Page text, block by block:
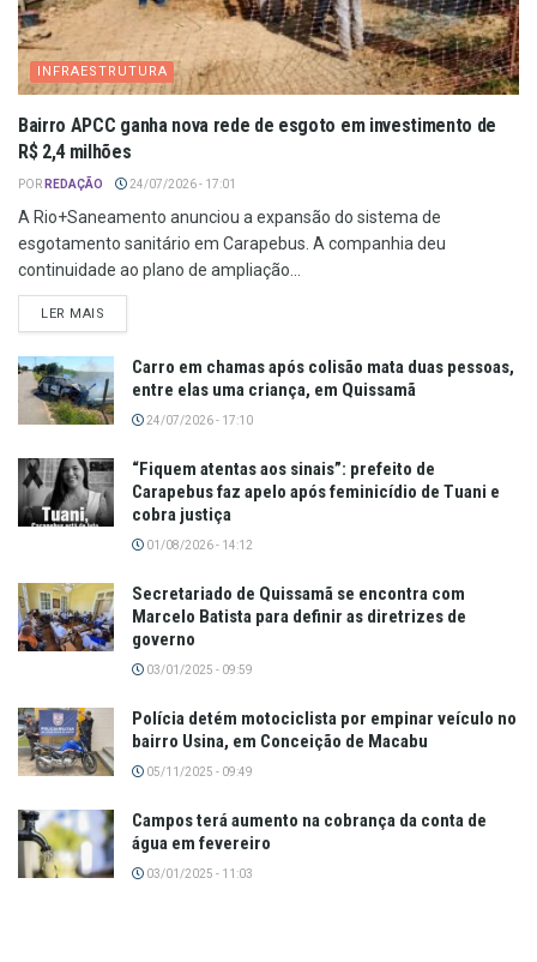
INFRAESTRUTURA
Bairro APCC ganha nova rede de esgoto em investimento de
R$ 2,4 milhões
POR REDAÇÃO 24/07/2026 - 17:01
A Rio+Saneamento anunciou a expansão do sistema de
esgotamento sanitário em Carapebus. A companhia deu
continuidade ao plano de ampliação...
LER MAIS
Carro em chamas após colisão mata duas pessoas,
entre elas uma criança, em Quissamã
24/07/2026 - 17:10
“Fiquem atentas aos sinais”: prefeito de
Carapebus faz apelo após feminicídio de Tuani e
cobra justiça
01/08/2026 - 14:12
Secretariado de Quissamã se encontra com
Marcelo Batista para definir as diretrizes de
governo
03/01/2025 - 09:59
Polícia detém motociclista por empinar veículo no
bairro Usina, em Conceição de Macabu
05/11/2025 - 09:49
Campos terá aumento na cobrança da conta de
água em fevereiro
03/01/2025 - 11:03